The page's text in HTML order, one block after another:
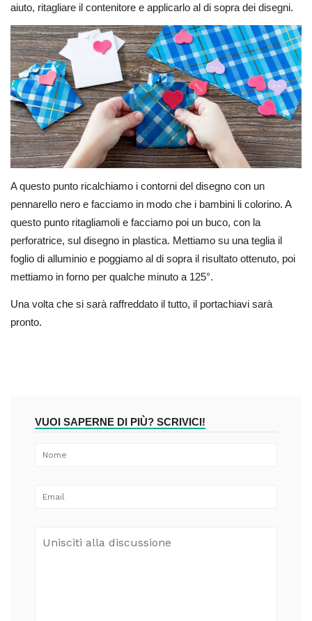
aiuto, ritagliare il contenitore e applicarlo al di sopra dei disegni.
A questo punto ricalchiamo i contorni del disegno con un
pennarello nero e facciamo in modo che i bambini li colorino. A
questo punto ritagliamoli e facciamo poi un buco, con la
perforatrice, sul disegno in plastica. Mettiamo su una teglia il
foglio di alluminio e poggiamo al di sopra il risultato ottenuto, poi
mettiamo in forno per qualche minuto a 125°.
Una volta che si sarà raffreddato il tutto, il portachiavi sarà
pronto.
VUOI SAPERNE DI PIÙ? SCRIVICI!